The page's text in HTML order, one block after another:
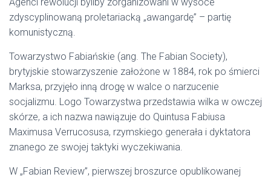
zdyscyplinowaną proletariacką „awangardę” – partię
komunistyczną.
Towarzystwo Fabiańskie (ang. The Fabian Society),
brytyjskie stowarzyszenie założone w 1884, rok po śmierci
Marksa, przyjęło inną drogę w walce o narzucenie
socjalizmu. Logo Towarzystwa przedstawia wilka w owczej
skórze, a ich nazwa nawiązuje do Quintusa Fabiusa
Maximusa Verrucosusa, rzymskiego generała i dyktatora
znanego ze swojej taktyki wyczekiwania.
W „Fabian Review”, pierwszej broszurce opublikowanej